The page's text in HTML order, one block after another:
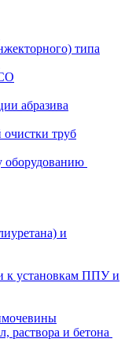
типа
абразива
очистки труб
оборудованию
и
к установкам ППУ и
раствора и бетона